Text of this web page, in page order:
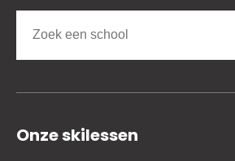
Onze skilessen